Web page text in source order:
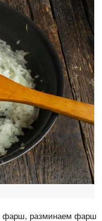
фарш, разминаем фарш